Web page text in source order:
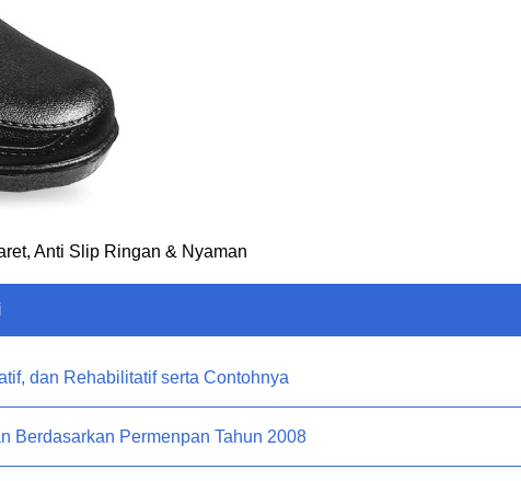
Anti Slip Ringan & Nyaman
dan Rehabilitatif serta Contohnya
Berdasarkan Permenpan Tahun 2008